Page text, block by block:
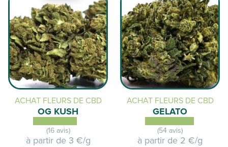
ACHAT FLEURS DE CBD
OG KUSH
(16 avis)
à partir de 3 €/g
ACHAT FLEURS DE CBD
GELATO
(54 avis)
à partir de 2 €/g